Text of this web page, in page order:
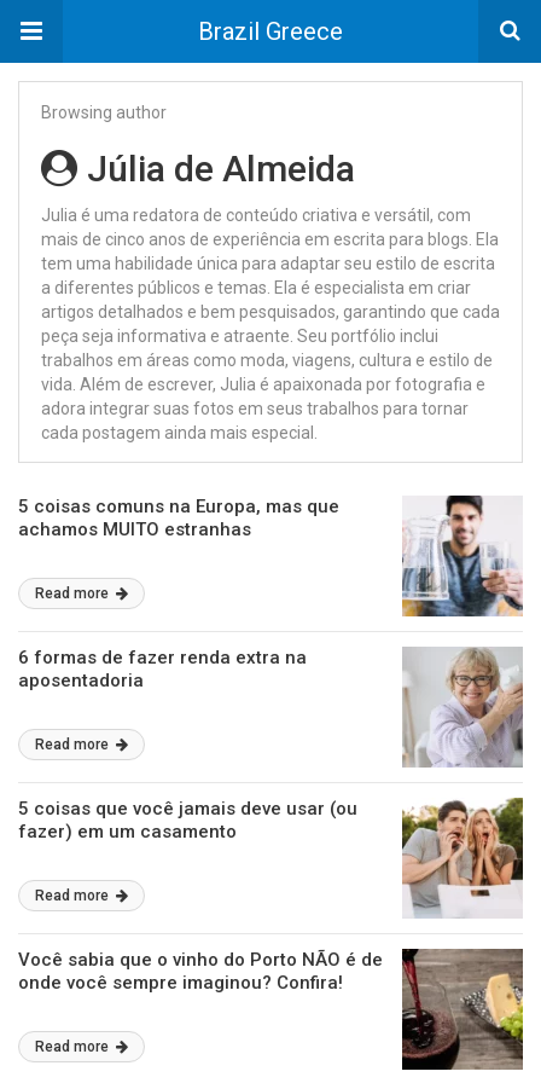
Brazil Greece
Browsing author
Júlia de Almeida
Julia é uma redatora de conteúdo criativa e versátil, com
mais de cinco anos de experiência em escrita para blogs. Ela
tem uma habilidade única para adaptar seu estilo de escrita
a diferentes públicos e temas. Ela é especialista em criar
artigos detalhados e bem pesquisados, garantindo que cada
peça seja informativa e atraente. Seu portfólio inclui
trabalhos em áreas como moda, viagens, cultura e estilo de
vida. Além de escrever, Julia é apaixonada por fotografia e
adora integrar suas fotos em seus trabalhos para tornar
cada postagem ainda mais especial.
5 coisas comuns na Europa, mas que
achamos MUITO estranhas
Read more
6 formas de fazer renda extra na
aposentadoria
Read more
5 coisas que você jamais deve usar (ou
fazer) em um casamento
Read more
Você sabia que o vinho do Porto NÃO é de
onde você sempre imaginou? Confira!
Read more